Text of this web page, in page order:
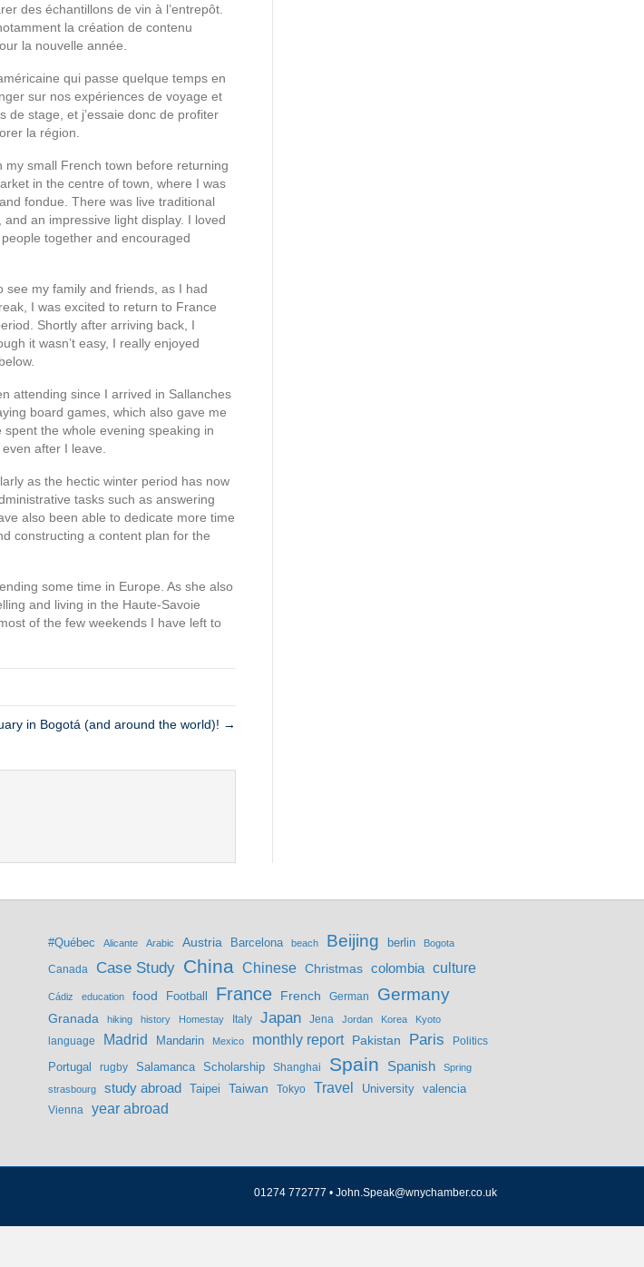
des échantillons de vin à l’entrepôt.
la création de contenu
la nouvelle année.
qui passe quelque temps en
sur nos expériences de voyage et
de stage, et j’essaie donc de profiter
la région.
small French town before returning
in the centre of town, where I was
fondue. There was live traditional
an impressive light display. I loved
together and encouraged
my family and friends, as I had
I was excited to return to France
Shortly after arriving back, I
it wasn’t easy, I really enjoyed
attending since I arrived in Sallanches
board games, which also gave me
the whole evening speaking in
after I leave.
as the hectic winter period has now
tasks such as answering
also been able to dedicate more time
constructing a content plan for the
some time in Europe. As she also
and living in the Haute-Savoie
of the few weekends I have left to
in Bogotá (and around the world)! →
#Québec Alicante Arabic Austria Barcelona beach Beijing berlin Bogota
Canada Case Study China Chinese Christmas colombia culture
Cádiz education food Football France French German Germany
Granada hiking history Homestay Italy Japan Jena Jordan Korea Kyoto
language Madrid Mandarin Mexico monthly report Pakistan Paris Politics
Portugal rugby Salamanca Scholarship Shanghai Spain Spanish
Spring
strasbourg
study abroad Taipei Taiwan Tokyo Travel University valencia
Vienna year abroad
01274 772777 • John.Speak@wnychamber.co.uk